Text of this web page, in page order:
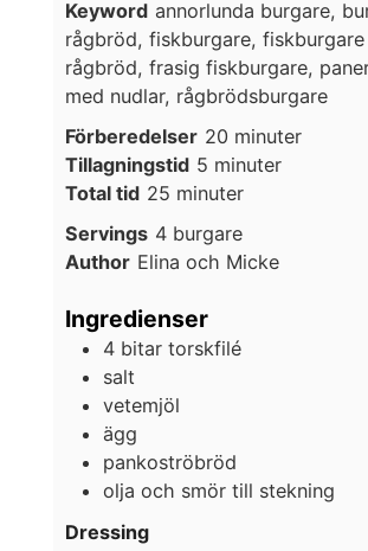
Keyword annorlunda burgare,
rågbröd, fiskburgare, fiskburgare
rågbröd, frasig fiskburgare,
med nudlar, rågbrödsburgare
Förberedelser 20 minuter
minuter
Tillagningstid 5 minuter
minuter
Total tid 25 minuter
minuter
Servings 4 burgare
Author Elina och Micke
Ingredienser
4 bitar torskfilé
salt
vetemjöl
ägg
pankoströbröd
olja och smör till stekning
Dressing